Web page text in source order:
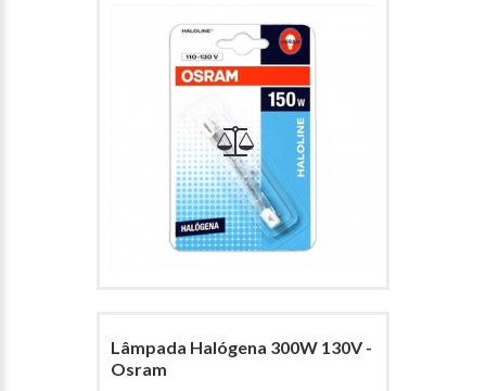
Lâmpada Halógena 300W 130V -
Osram